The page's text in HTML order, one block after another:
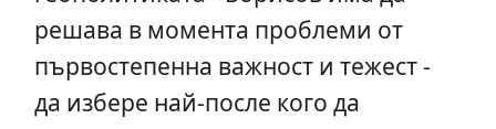
решава в момента проблеми от
първостепенна важност и тежест -
да избере най-после кого да